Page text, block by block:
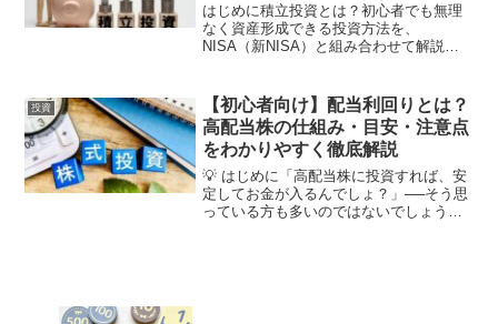
はじめに積立投資とは？初心者でも無理
なく資産形成できる投資方法を、
NISA（新NISA）と組み合わせて解説。
選び方までわかりやすくまとめました。
積立投資は「ほったらかし...
投資
【初心者向け】配当利回りとは？
高配当株の仕組み・目安・注意点
をわかりやすく徹底解説
💡 はじめに「高配当株に投資すれば、安
定してお金が入るんでしょ？」──そう思
っている方も多いのではないでしょう